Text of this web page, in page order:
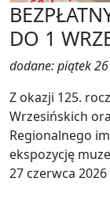
DO 1
dodane: piątek
Z okazji 125.
Wrzesińskich
Regionalnego
ekspozycję
27 czerwca 2026